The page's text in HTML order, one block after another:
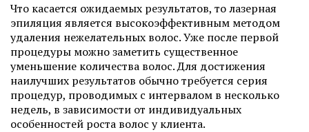
Что касается ожидаемых результатов, то лазерная
эпиляция является высокоэффективным методом
удаления нежелательных волос. Уже после первой
процедуры можно заметить существенное
уменьшение количества волос. Для достижения
наилучших результатов обычно требуется серия
процедур, проводимых с интервалом в несколько
недель, в зависимости от индивидуальных
особенностей роста волос у клиента.